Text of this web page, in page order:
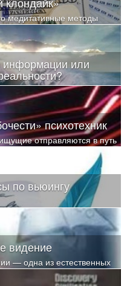
медитативные методы
денег
информации или
или формирование
вьюинга в разделе
психотехник
отправляются в путь
в каких-то древних
старцев.
по вьюингу
видение
— одна из естественных